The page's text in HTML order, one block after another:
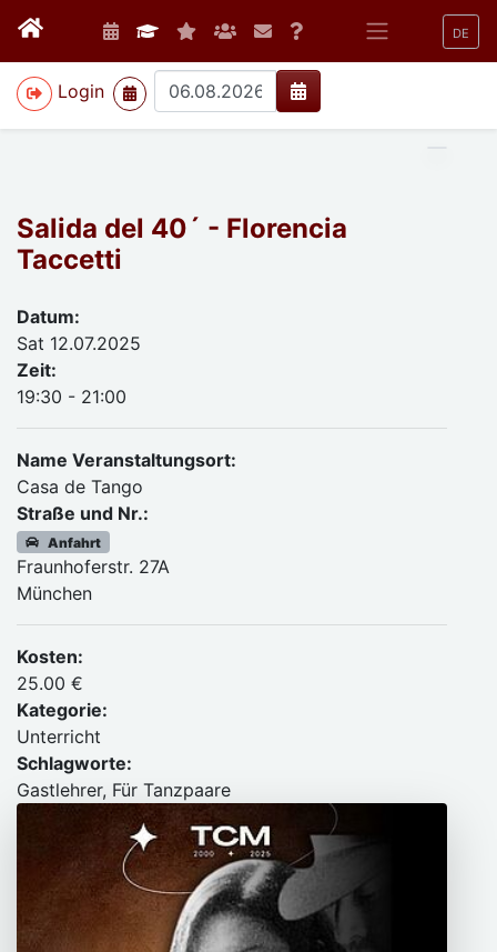
DE
Login
>
Salida del 40´ - Florencia
Taccetti
Datum:
Sat 12.07.2025
Zeit:
19:30 - 21:00
Name Veranstaltungsort:
Casa de Tango
Straße und Nr.:
Anfahrt
Fraunhoferstr. 27A
München
Kosten:
25.00 €
Kategorie:
Unterricht
Schlagworte:
Gastlehrer, Für Tanzpaare